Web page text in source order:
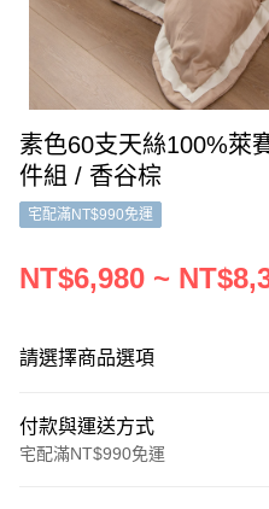
素色60支天絲100%萊
件組 / 香谷棕
宅配滿NT$990免運
NT$6,980 ~
請選擇商品選項
付款與運送方式
宅配滿NT$990免運